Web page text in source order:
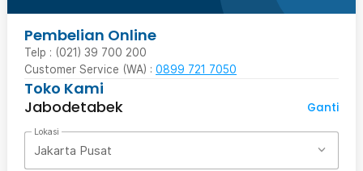
Pembelian Online
Telp : (021) 39 700 200
Customer Service (WA) : 0899 721 7050
Toko Kami
Jabodetabek
Ganti
Lokasi
Jakarta Pusat